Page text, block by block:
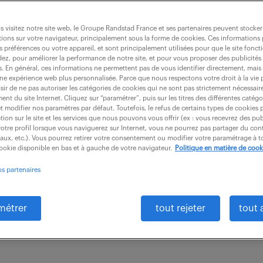
(f/h)
intérim 12 mois 30 000 - 33 000 € / an
vos compétences au sein d'un poste
contribuez à la continuité des opérations
de...
visitez notre site web, le Groupe Randstad France et ses partenaires peuvent
sur votre navigateur, principalement sous la forme de cookies. Ces informations
préférences ou votre appareil, et sont principalement utilisées pour que le site
pour améliorer la performance de notre site, et pour vous proposer des publicités
En général, ces informations ne permettent pas de vous identifier directement,
expérience web plus personnalisée. Parce que nous respectons votre droit à la vie
de ne pas autoriser les catégories de cookies qui ne sont pas strictement
du site Internet. Cliquez sur “paramétrer”, puis sur les titres des différentes
modifier nos paramètres par défaut. Toutefois, le refus de certains types de cookies
sur le site et les services que nous pouvons vous offrir (ex : vous recevrez des
profil lorsque vous naviguerez sur Internet, vous ne pourrez pas partager du
etc.). Vous pourrez retirer votre consentement ou modifier votre paramétrage à
disponible en bas et à gauche de votre navigateur.
Politique en matière de
partenaires
tout rejeter tout